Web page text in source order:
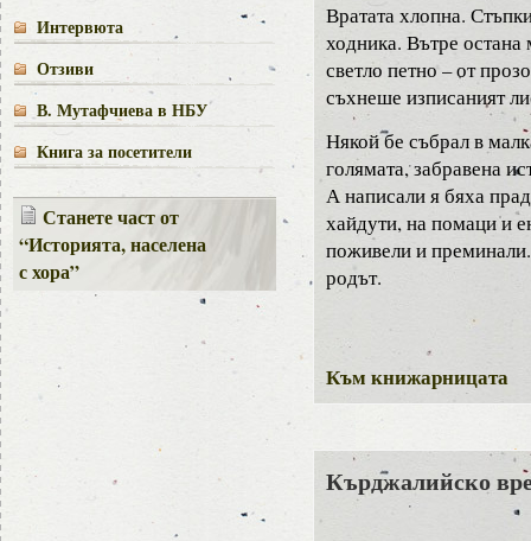
Интервюта
Отзиви
В. Мутафчиева в НБУ
Книга за посетители
Станете част от
“Историята, населена
с хора”
Вратата хлопна.
ходника. Вътре
светло петно – от
съхнеше изписаният
Някой бе събрал в
голямата, забравена
А написали я бяха
хайдути, на помаци и
поживели и
родът.
Към книжарницата
Кърджалийско